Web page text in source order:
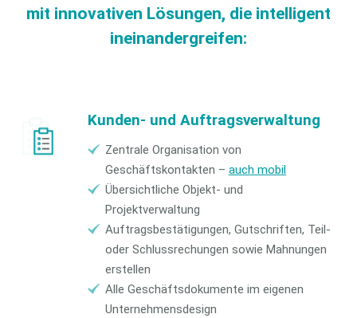
mit innovativen Lösungen, die intelligent
ineinandergreifen:
Kunden- und Auftragsverwaltung
Zentrale Organisation von
Geschäftskontakten – auch mobil
Übersichtliche Objekt- und
Projektverwaltung
Auftragsbestätigungen, Gutschriften, Teil-
oder Schlussrechungen sowie Mahnungen
erstellen
Alle Geschäftsdokumente im eigenen
Unternehmensdesign